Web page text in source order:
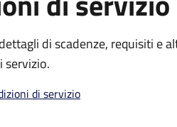
di scadenze, requisiti e
servizio.
di servizio